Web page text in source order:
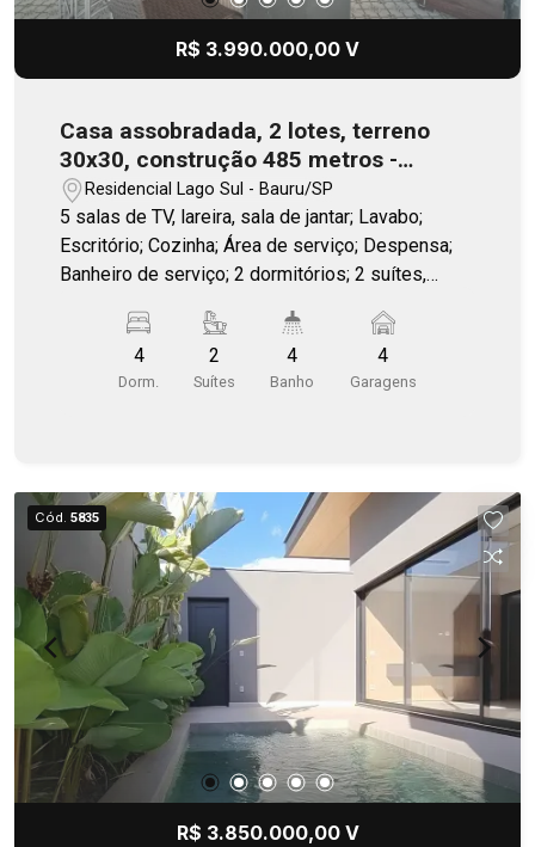
R$ 3.990.000,00 V
Casa assobradada, 2 lotes, terreno
30x30, construção 485 metros -
Condomínio Lago Sul
Residencial Lago Sul - Bauru/SP
5 salas de TV, lareira, sala de jantar; Lavabo;
Escritório; Cozinha; Área de serviço; Despensa;
Banheiro de serviço; 2 dormitórios; 2 suítes,
com banheira; Lago ornamental; Área de lazer
com churrasqueira e forno à lenha; Sala de
ginástica; Completa em armários.
4
Dorm.
2
Suítes
4
Banho
4
Garagens
Cód. 5835
R$ 3.850.000,00 V